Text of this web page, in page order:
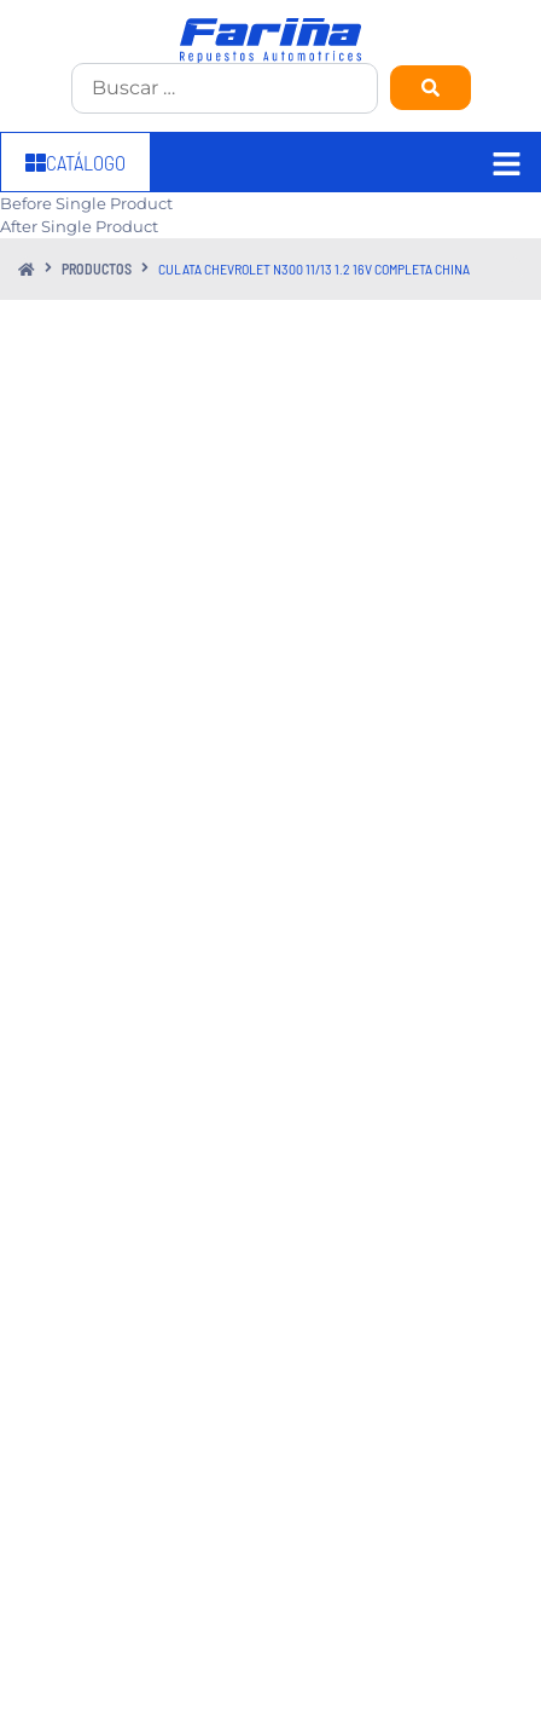
CATÁLOGO
Before Single Product
After Single Product
PRODUCTOS CULATA CHEVROLET N300 11/13 1.2 16V COMPLETA CHINA